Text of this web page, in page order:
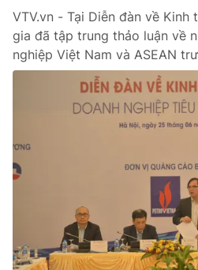
VTV.vn - Tại Diễn đàn về Kinh
gia đã tập trung thảo luận về
nghiệp Việt Nam và ASEAN